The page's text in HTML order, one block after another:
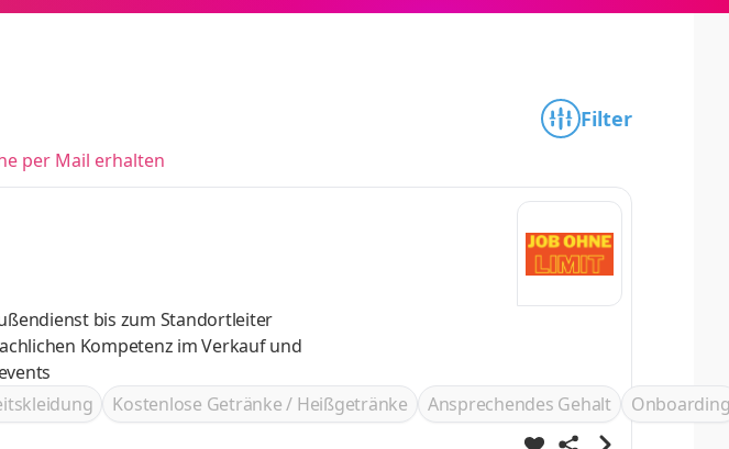
Filter
per Mail erhalten
bis zum Standortleiter
Kostenlose Getränke / Heißgetränke Ansprechendes Gehalt